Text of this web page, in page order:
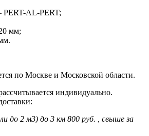
AL-PERT;
мм;
по Москве и Московской области.
индивидуально.
до 2 м3) до 3 км 800 руб. , свыше за